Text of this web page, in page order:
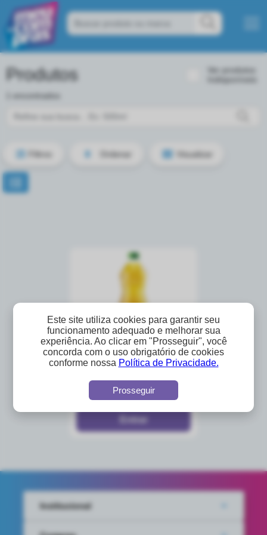
Este site utiliza cookies para garantir seu
funcionamento adequado e melhorar sua
experiência. Ao clicar em "Prosseguir", você
concorda com o uso obrigatório de cookies
conforme nossa Política de Privacidade.
Prosseguir
Produtos
1 encontrados
Ordenar Visualizar
óleo de milho sinha
900ml
A partir de
R$12,89
Institucional